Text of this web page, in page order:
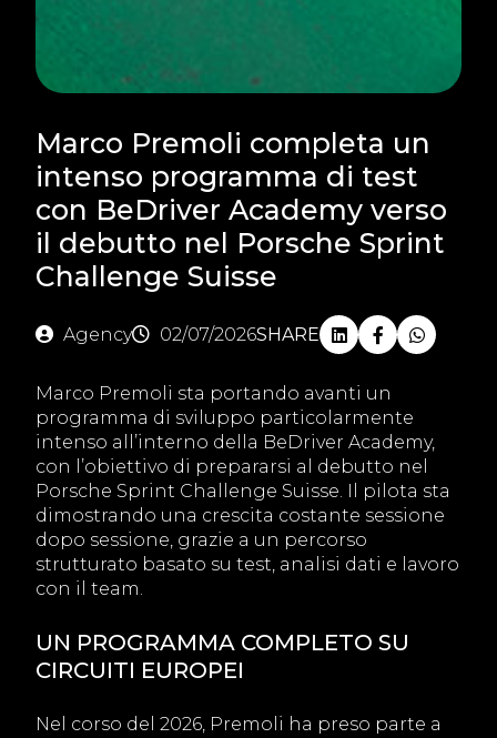
Marco Premoli completa un
intenso programma di test
con BeDriver Academy verso
il debutto nel Porsche Sprint
Challenge Suisse
Agency 02/07/2026SHARE
Marco Premoli sta portando avanti un
programma di sviluppo particolarmente
intenso all’interno della BeDriver Academy,
con l’obiettivo di prepararsi al debutto nel
Porsche Sprint Challenge Suisse. Il pilota sta
dimostrando una crescita costante sessione
dopo sessione, grazie a un percorso
strutturato basato su test, analisi dati e lavoro
con il team.
UN PROGRAMMA COMPLETO SU
CIRCUITI EUROPEI
Nel corso del 2026, Premoli ha preso parte a